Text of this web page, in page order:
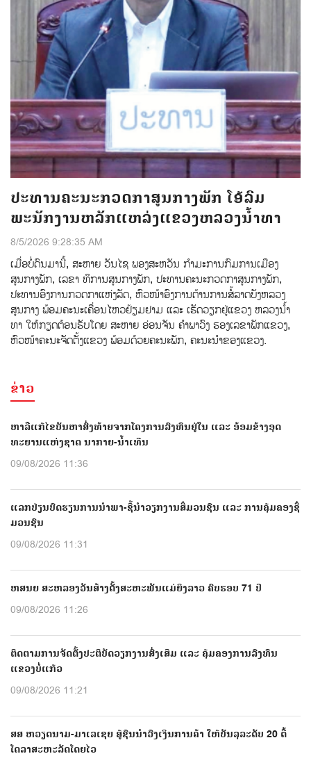
ປະທານຄະນະກວດກາສູນກາງພັກ ໂອ້ລົມ
ພະນັກງານຫລັກແຫລ່ງແຂວງຫລວງນໍ້າທາ
8/5/2026 9:28:35 AM
ເມ່ືອບ່ໍດົນມານ້ີ, ສະຫາຍ ວັນໄຊ ພອງສະຫວັນ ກໍາມະການກົມການເມືອງ
ສູນກາງພັກ, ເລຂາ ທິການສູນກາງພັກ, ປະທານຄະນະກວດກາສູນກາງພັກ,
ປະທານອົງການກວດກາແຫ່ງລັດ, ຫົວໜ້າອົງການຕ້ານການສໍ້ລາດບັງຫລວງ
ສູນກາງ ພ້ອມຄະນະເຄື່ອນໄຫວຢ້ຽມຢາມ ແລະ ເຮັດວຽກຢູ່ແຂວງ ຫລວງນໍ້າ
ທາ ໃຫ້ກຽດຕ້ອນຮັບໂດຍ ສະຫາຍ ອ່ອນຈັນ ຄຳພາວົງ ຮອງເລຂາພັກແຂວງ,
ຫົວໜ້າຄະນະຈັດຕັ້ງແຂວງ ພ້ອມດ້ວຍຄະນະພັກ, ຄະນະນຳຂອງແຂວງ.
ຂ່າວ
ຫາລືແກ້ໄຂບັນຫາສົ່ງທ້າຍຈາກໂຄງການລົງທຶນຢູ່ໃນ ແລະ ອ້ອມຂ້າງອຸດ
ທະຍານແຫ່ງຊາດ ນາກາຍ-ນໍ້າເທີນ
09/08/2026 11:36
ແລກປ່ຽນບົດຮຽນການນຳພາ-ຊີ້ນຳວຽກງານສື່ມວນຊົນ ແລະ ການຄຸ້ມຄອງຊື່
ມວນຊົນ
09/08/2026 11:31
ຫສນຍ ສະຫລອງວັນສ້າງຕັ້ງສະຫະພັນແມ່ຍິງລາວ ຄົບຮອບ 71 ປີ
09/08/2026 11:26
ຕິດຕາມການຈັດຕັ້ງປະຕິບັດວຽກງານສົ່ງເສີມ ແລະ ຄຸ້ມຄອງການລົງທຶນ
ແຂວງບໍ່ແກ້ວ
09/08/2026 11:21
ສສ ຫວຽດນາມ-ມາເລເຊຍ ສູ້ຊົນນຳວົງເງິນການຄ້າ ໃຫ້ບັນລຸລະດັບ 20 ຕື້
ໂດລາສະຫະລັດໂດຍໄວ